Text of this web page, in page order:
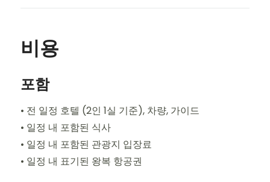
비용
포함
• 전 일정 호텔 (2인 1실 기준), 차량, 가이드
• 일정 내 포함된 식사
• 일정 내 포함된 관광지 입장료
• 일정 내 표기된 왕복 항공권